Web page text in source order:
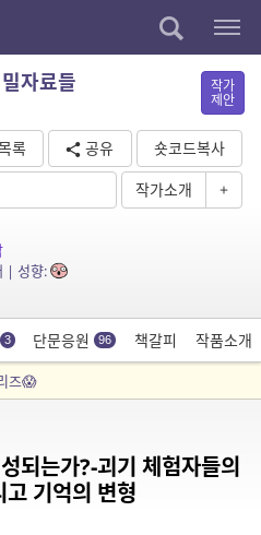
자료들 작가
제안
록 공유
숏코드복사
작가소개 +
| 성향:
3 단문응원 96 책갈피 작품소개
즈😱
되는가?-괴기 체험자들의
기억의 변형